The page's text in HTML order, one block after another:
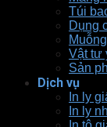
Túi
Dụng
Vật tư
Sản
Dịch vụ
In ly
In ly